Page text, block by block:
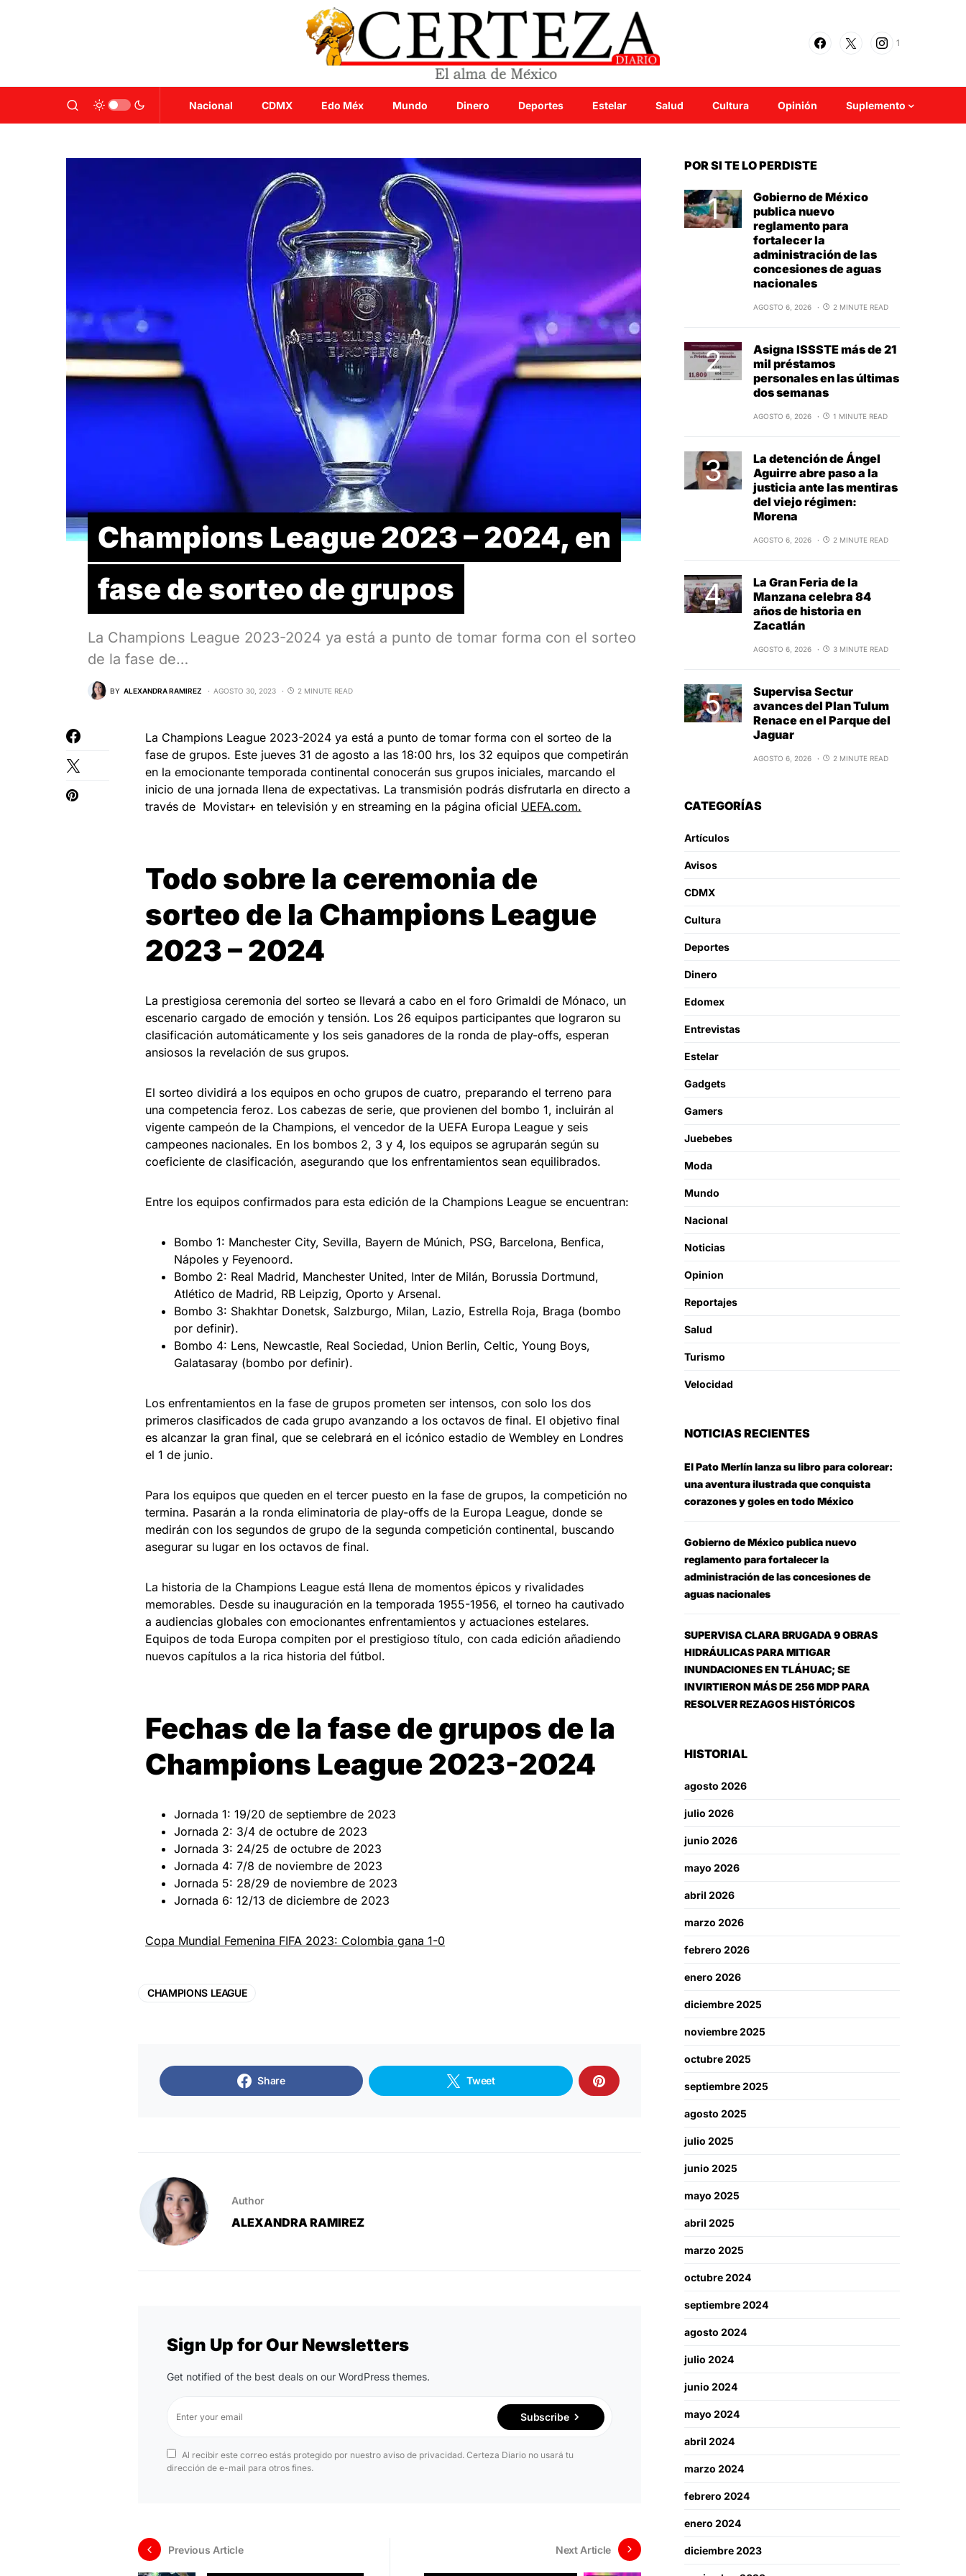
1
Nacional CDMX Edo Méx Mundo Dinero Deportes Estelar Salud Cultura Opinión Suplemento
Champions League 2023 – 2024, en
fase de sorteo de grupos
La Champions League 2023-2024 ya está a punto de tomar forma con el sorteo
de la fase de…
BY ALEXANDRA RAMIREZ AGOSTO 30, 2023 2 MINUTE READ
La Champions League 2023-2024 ya está a punto de tomar forma con el sorteo de la
fase de grupos. Este jueves 31 de agosto a las 18:00 hrs, los 32 equipos que competirán
en la emocionante temporada continental conocerán sus grupos iniciales, marcando el
inicio de una jornada llena de expectativas. La transmisión podrás disfrutarla en directo a
través de Movistar+ en televisión y en streaming en la página oficial UEFA.com.
Todo sobre la ceremonia de
sorteo de la Champions League
2023 – 2024
La prestigiosa ceremonia del sorteo se llevará a cabo en el foro Grimaldi de Mónaco, un
escenario cargado de emoción y tensión. Los 26 equipos participantes que lograron su
clasificación automáticamente y los seis ganadores de la ronda de play-offs, esperan
ansiosos la revelación de sus grupos.
El sorteo dividirá a los equipos en ocho grupos de cuatro, preparando el terreno para
una competencia feroz. Los cabezas de serie, que provienen del bombo 1, incluirán al
vigente campeón de la Champions, el vencedor de la UEFA Europa League y seis
campeones nacionales. En los bombos 2, 3 y 4, los equipos se agruparán según su
coeficiente de clasificación, asegurando que los enfrentamientos sean equilibrados.
Entre los equipos confirmados para esta edición de la Champions League se encuentran:
Bombo 1: Manchester City, Sevilla, Bayern de Múnich, PSG, Barcelona, Benfica,
Nápoles y Feyenoord.
Bombo 2: Real Madrid, Manchester United, Inter de Milán, Borussia Dortmund,
Atlético de Madrid, RB Leipzig, Oporto y Arsenal.
Bombo 3: Shakhtar Donetsk, Salzburgo, Milan, Lazio, Estrella Roja, Braga (bombo
por definir).
Bombo 4: Lens, Newcastle, Real Sociedad, Union Berlin, Celtic, Young Boys,
Galatasaray (bombo por definir).
Los enfrentamientos en la fase de grupos prometen ser intensos, con solo los dos
primeros clasificados de cada grupo avanzando a los octavos de final. El objetivo final
es alcanzar la gran final, que se celebrará en el icónico estadio de Wembley en Londres
el 1 de junio.
Para los equipos que queden en el tercer puesto en la fase de grupos, la competición no
termina. Pasarán a la ronda eliminatoria de play-offs de la Europa League, donde se
medirán con los segundos de grupo de la segunda competición continental, buscando
asegurar su lugar en los octavos de final.
La historia de la Champions League está llena de momentos épicos y rivalidades
memorables. Desde su inauguración en la temporada 1955-1956, el torneo ha cautivado
a audiencias globales con emocionantes enfrentamientos y actuaciones estelares.
Equipos de toda Europa compiten por el prestigioso título, con cada edición añadiendo
nuevos capítulos a la rica historia del fútbol.
Fechas de la fase de grupos de la
Champions League 2023-2024
Jornada 1: 19/20 de septiembre de 2023
Jornada 2: 3/4 de octubre de 2023
Jornada 3: 24/25 de octubre de 2023
Jornada 4: 7/8 de noviembre de 2023
Jornada 5: 28/29 de noviembre de 2023
Jornada 6: 12/13 de diciembre de 2023
Copa Mundial Femenina FIFA 2023: Colombia gana 1-0
CHAMPIONS LEAGUE
Share Tweet
Author
ALEXANDRA RAMIREZ
Sign Up for Our Newsletters
Get notified of the best deals on our WordPress themes.
Subscribe
Al recibir este correo estás protegido por nuestro aviso de privacidad. Certeza Diario no usará tu
dirección de e-mail para otros fines.
Previous Article Next Article
POR SI TE LO PERDISTE
Gobierno de México
publica nuevo
reglamento para
fortalecer la
administración de las
concesiones de aguas
nacionales
AGOSTO 6, 2026 2 MINUTE READ
Asigna ISSSTE más de 21
mil préstamos
personales en las últimas
dos semanas
AGOSTO 6, 2026 1 MINUTE READ
La detención de Ángel
Aguirre abre paso a la
justicia ante las mentiras
del viejo régimen:
Morena
AGOSTO 6, 2026 2 MINUTE READ
La Gran Feria de la
Manzana celebra 84
años de historia en
Zacatlán
AGOSTO 6, 2026 3 MINUTE READ
Supervisa Sectur
avances del Plan Tulum
Renace en el Parque del
Jaguar
AGOSTO 6, 2026 2 MINUTE READ
CATEGORÍAS
Artículos
Avisos
CDMX
Cultura
Deportes
Dinero
Edomex
Entrevistas
Estelar
Gadgets
Gamers
Juebebes
Moda
Mundo
Nacional
Noticias
Opinion
Reportajes
Salud
Turismo
Velocidad
NOTICIAS RECIENTES
El Pato Merlín lanza su libro para colorear:
una aventura ilustrada que conquista
corazones y goles en todo México
Gobierno de México publica nuevo
reglamento para fortalecer la
administración de las concesiones de
aguas nacionales
SUPERVISA CLARA BRUGADA 9 OBRAS
HIDRÁULICAS PARA MITIGAR
INUNDACIONES EN TLÁHUAC; SE
INVIRTIERON MÁS DE 256 MDP PARA
RESOLVER REZAGOS HISTÓRICOS
HISTORIAL
agosto 2026
julio 2026
junio 2026
mayo 2026
abril 2026
marzo 2026
febrero 2026
enero 2026
diciembre 2025
noviembre 2025
octubre 2025
septiembre 2025
agosto 2025
julio 2025
junio 2025
mayo 2025
abril 2025
marzo 2025
octubre 2024
septiembre 2024
agosto 2024
julio 2024
junio 2024
mayo 2024
abril 2024
marzo 2024
febrero 2024
enero 2024
diciembre 2023